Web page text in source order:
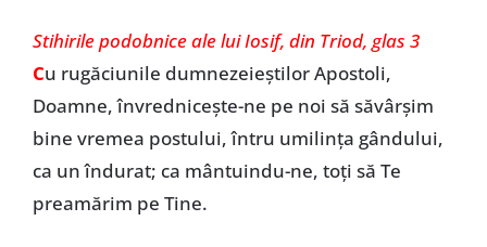
Stihirile podobnice ale lui Iosif, din Triod, glas 3
Cu rugăciunile dumnezeieştilor Apostoli,
Doamne, învredniceşte-ne pe noi să săvârşim
bine vremea postului, întru umilinţa gândului,
ca un îndurat; ca mântuindu-ne, toţi să Te
preamărim pe Tine.